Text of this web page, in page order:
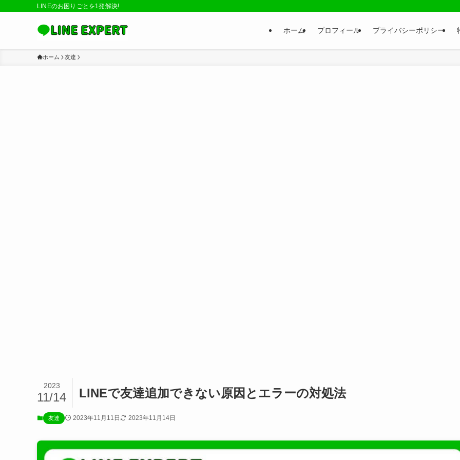
LINEのお困りごとを1発解決!
ホーム プロフィール プライバシーポリシー
ホーム 友達
LINEで友達追加できない原因とエラーの対処法
2023
11/14
友達 2023年11月11日 2023年11月14日